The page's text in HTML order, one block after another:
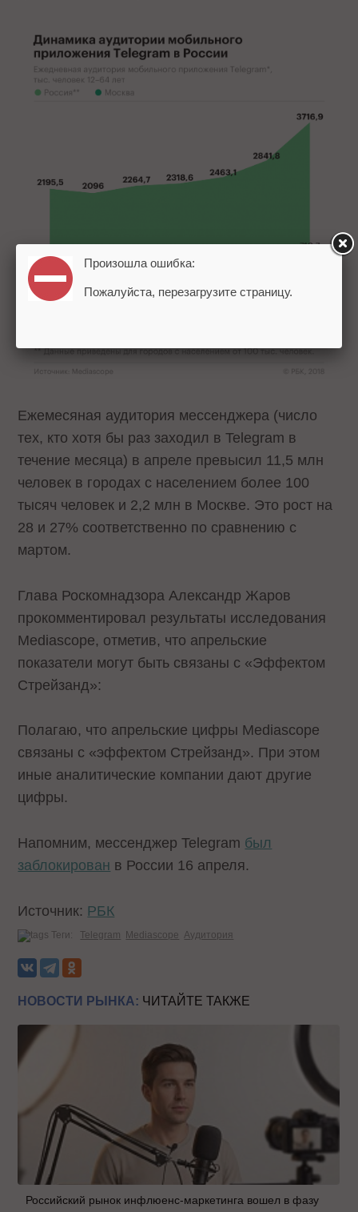
Ежемесяная аудитория мессенджера (число
тех, кто хотя бы раз заходил в Telegram в
течение месяца) в апреле превысил 11,5 млн
человек в городах с населением более 100
тысяч человек и 2,2 млн в Москве. Это рост на
28 и 27% соответственно по сравнению с
мартом.
Глава Роскомнадзора Александр Жаров
прокомментировал результаты исследования
Mediascope, отметив, что апрельские
показатели могут быть связаны с «Эффектом
Стрейзанд»:
Полагаю, что апрельские цифры Mediascope
связаны с «эффектом Стрейзанд». При этом
иные аналитические компании дают другие
цифры.
Напомним, мессенджер Telegram был
заблокирован в России 16 апреля.
Источник: РБК
Теги: Telegram Mediascope Аудитория
НОВОСТИ РЫНКА: ЧИТАЙТЕ ТАКЖЕ
Российский рынок инфлюенс-маркетинга вошел в фазу
Произошла ошибка:
Пожалуйста, перезагрузите страницу.